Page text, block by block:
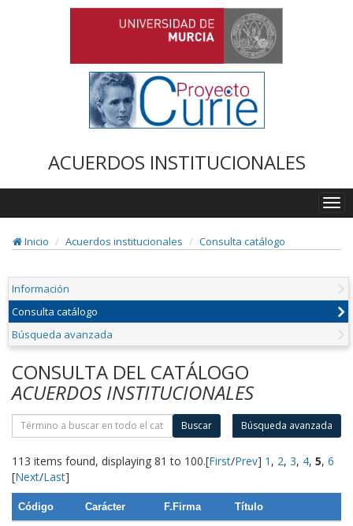
ACUERDOS INSTITUCIONALES
Inicio
Acuerdos institucionales Consulta catálogo
Información
Consulta catálogo
Búsqueda avanzada
CONSULTA DEL CATÁLOGO
ACUERDOS INSTITUCIONALES
Buscar Búsqueda avanzada
113 items found, displaying 81 to 100.[First/Prev] 1 , 2, 3, 4, 5, 6
[Next/Last]
Código Carácter F.Firma Título